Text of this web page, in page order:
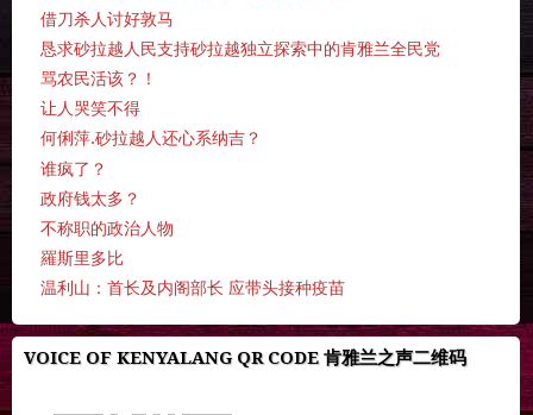
借刀杀人讨好敦马
恳求砂拉越人民支持砂拉越独立探索中的肯雅兰全民党
骂农民活该？！
让人哭笑不得
何俐萍.砂拉越人还心系纳吉？
谁疯了？
政府钱太多？
不称职的政治人物
羅斯里多比
温利山：首长及内阁部长 应带头接种疫苗
VOICE OF KENYALANG QR CODE 肯雅兰之声二维码